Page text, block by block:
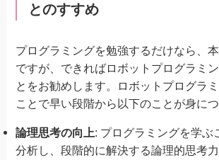
とのすすめ
プログラミングを勉強するだけなら、
ですが、できればロボットプログラミ
とをお勧めします。ロボットプログラ
ことで早い段階から以下のことが身につ
論理思考の向上: プログラミングを学ぶ
分析し、段階的に解決する論理的思考